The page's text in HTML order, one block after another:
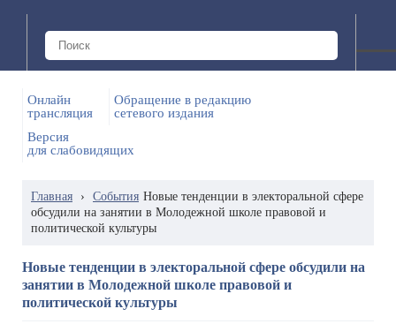
Онлайн
трансляция
Обращение в редакцию
сетевого издания
Версия
для слабовидящих
Главная › События Новые тенденции в электоральной сфере
обсудили на занятии в Молодежной школе правовой и
политической культуры
Новые тенденции в электоральной сфере обсудили на
занятии в Молодежной школе правовой и
политической культуры